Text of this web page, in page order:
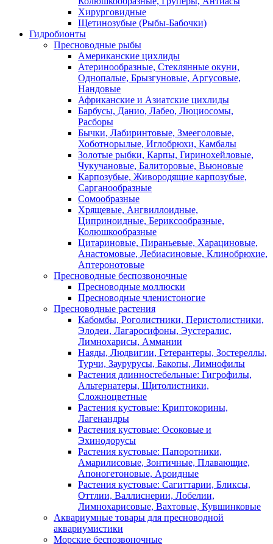
Хирурговидные
Щетинозубые (Рыбы-Бабочки)
Гидробионты
Пресноводные рыбы
Американские цихлиды
Атеринообразные, Стеклянные окуни,
Однопалые, Брызгуновые, Аргусовые,
Нандовые
Африканские и Азиатские цихлиды
Барбусы, Данио, Лабео, Люциосомы,
Расборы
Бычки, Лабиринтовые, Змееголовые,
Хоботнорылые, Иглобрюхи, Камбалы
Золотые рыбки, Карпы, Гиринохейловые,
Чукучановые, Балиторовые, Вьюновые
Карпозубые, Живородящие карпозубые,
Сарганообразные
Сомообразные
Хрящевые, Ангвиллоидные,
Циприноидные, Бериксообразные,
Колюшкообразные
Цитариновые, Пираньевые, Харациновые,
Анастомовые, Лебиасиновые, Клинобрюхие,
Аптеронотовые
Пресноводные беспозвоночные
Пресноводные моллюски
Пресноводные членистоногие
Пресноводные растения
Кабомбы, Роголистники, Перистолистники,
Элодеи, Лагаросифоны, Эустералис,
Лимнохарисы, Аммании
Наяды, Людвигии, Гетерантеры, Зостереллы,
Турчи, Заурурусы, Бакопы, Лимнофилы
Растения длинностебельные: Гигрофилы,
Альтернатеры, Щитолистники,
Сложноцветные
Растения кустовые: Криптокорины,
Лагенандры
Растения кустовые: Осоковые и
Эхинодорусы
Растения кустовые: Папоротники,
Амарилисовые, Зонтичные, Плавающие,
Апоногетоновые, Ароидные
Растения кустовые: Сагиттарии, Бликсы,
Оттлии, Валлиснерии, Лобелии,
Лимнохарисовые, Вахтовые, Кувшинковые
Аквариумные товары для пресноводной
аквариумистики
Морские беспозвоночные